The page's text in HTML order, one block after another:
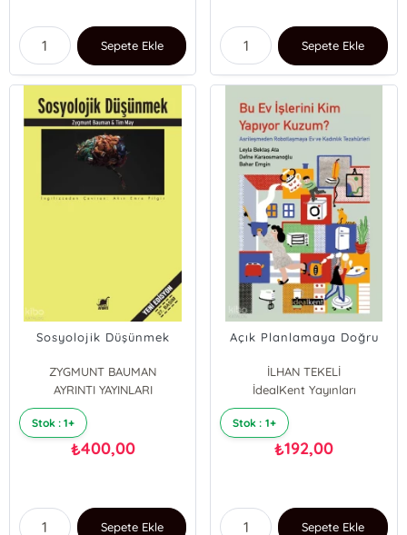
Sepete Ekle Sepete Ekle
Sosyolojik Düşünmek
ZYGMUNT BAUMAN
AYRINTI YAYINLARI
Stok : 1+
₺400,00
Sepete Ekle
Açık Planlamaya Doğru
İLHAN TEKELİ
İdealKent Yayınları
Stok : 1+
₺192,00
Sepete Ekle